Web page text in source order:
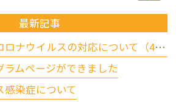
最新記事
とむ歯科での新型コロナウイルスの対応について（4/17更新）
ラムページができました
染症について